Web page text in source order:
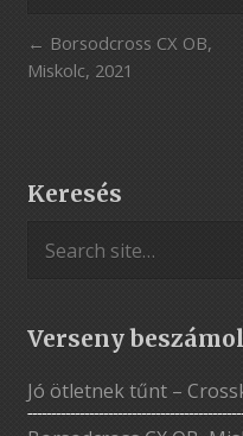
Borsodcross CX OB,
Miskolc, 2021
Keresés
Verseny
Jó ötletnek tűnt –